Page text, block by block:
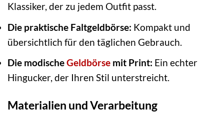
Klassiker, der zu jedem Outfit passt.
Die praktische Faltgeldbörse: Kompakt und
übersichtlich für den täglichen Gebrauch.
Die modischeGeldbörse mit Print: Ein echter
Hingucker, der Ihren Stil unterstreicht.
Materialien und Verarbeitung